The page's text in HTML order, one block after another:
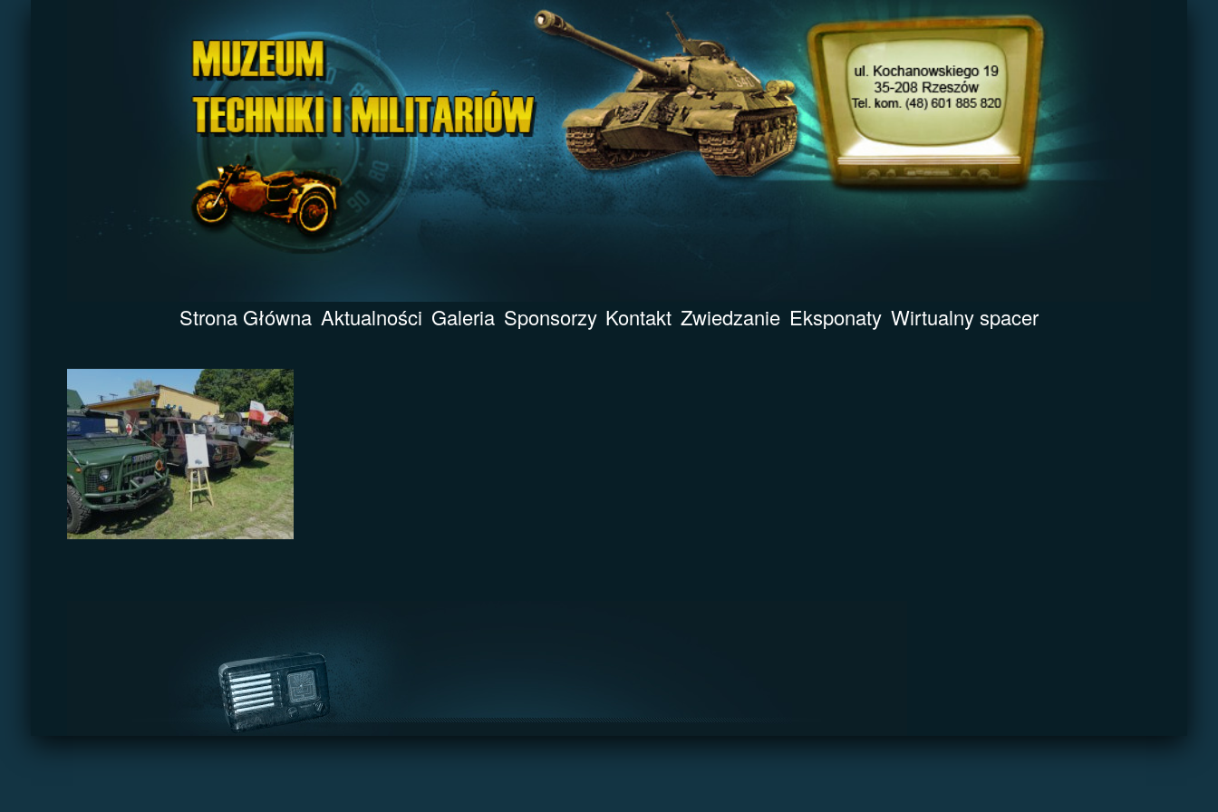
Strona Główna Aktualności Galeria Sponsorzy Kontakt Zwiedzanie Eksponaty Wirtualny spacer